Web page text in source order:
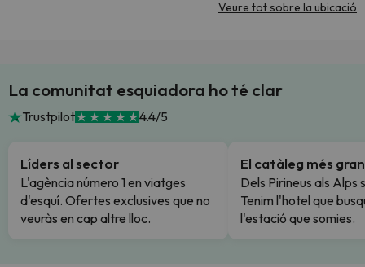
Veure tot sobre la ubicació
La comunitat esquiadora ho té clar
Trustpilot 4.4/5
Líders al sector
L'agència número 1 en viatges
d'esquí. Ofertes exclusives que no
veuràs en cap altre lloc.
El catàleg més gran
Dels Pirineus als Alps
Tenim l'hotel que
l'estació que somies.